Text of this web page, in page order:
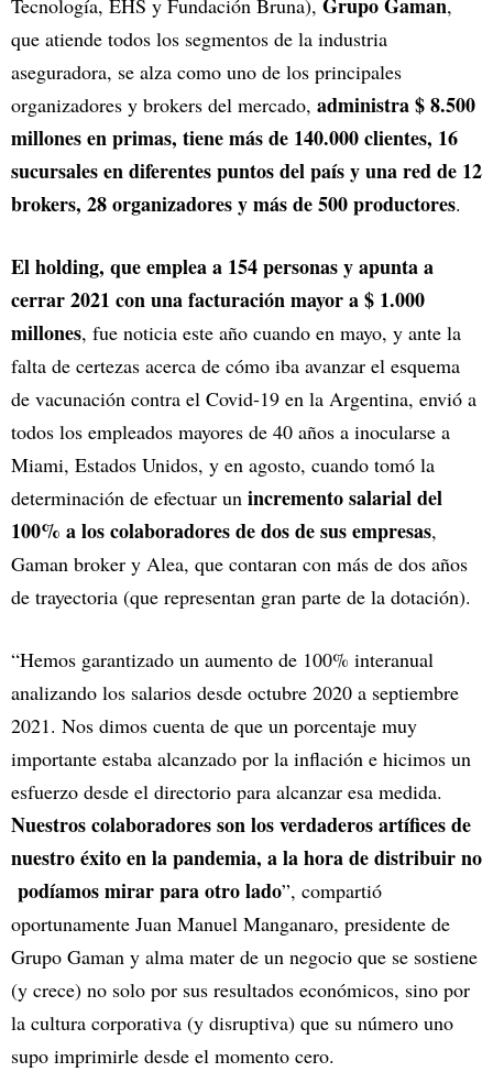
Tecnología, EHS y Fundación Bruna),
,
que atiende todos los segmentos de la industria
aseguradora, se alza como uno de los principales
organizadores y brokers del mercado, administra $ 8.500
millones en primas, tiene más de 140.000 clientes, 16
sucursales en diferentes puntos del país y una red de 12
brokers, 28 organizadores y más de 500 productores.
El holding, que emplea a 154 personas y apunta a
cerrar 2021 con una facturación mayor a $ 1.000
millones, fue noticia este año cuando en mayo, y ante la
falta de certezas acerca de cómo iba avanzar el esquema
de vacunación contra el Covid-19 en la Argentina, envió a
todos los empleados mayores de 40 años a inocularse a
Miami, Estados Unidos, y en agosto, cuando tomó la
determinación de efectuar un incremento salarial del
100% a los colaboradores de dos de sus empresas,
Gaman broker y Alea, que contaran con más de dos años
de trayectoria (que representan gran parte de la dotación).
“Hemos garantizado un aumento de 100% interanual
analizando los salarios desde octubre 2020 a septiembre
2021. Nos dimos cuenta de que un porcentaje muy
importante estaba alcanzado por la inflación e hicimos un
esfuerzo desde el directorio para alcanzar esa medida.
Nuestros colaboradores son los verdaderos artífices de
nuestro éxito en la pandemia, a la hora de distribuir no
podíamos mirar para otro lado”, compartió
oportunamente Juan Manuel Manganaro, presidente de
Grupo Gaman y alma mater de un negocio que se sostiene
(y crece) no solo por sus resultados económicos, sino por
la cultura corporativa (y disruptiva) que su número uno
supo imprimirle desde el momento cero.